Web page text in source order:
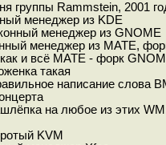
группы Rammstein, 2001
менеджер из KDE
менеджер из GNOME
менеджер из MATE,
и всё MATE - форк
такая
написание слова
на любое из этих
KVM